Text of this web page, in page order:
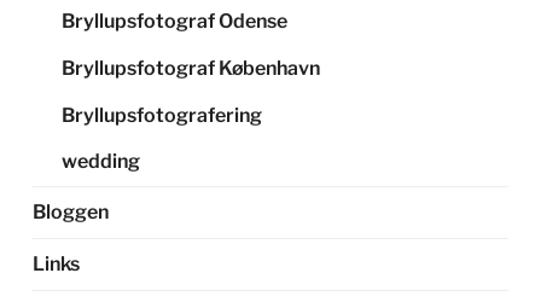
Bryllupsfotograf Odense
Bryllupsfotograf København
Bryllupsfotografering
wedding
Bloggen
Links